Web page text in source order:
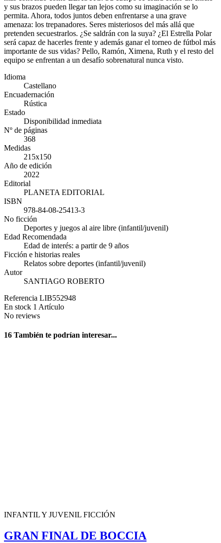
y sus brazos pueden llegar tan lejos como su imaginación se lo
permita. Ahora, todos juntos deben enfrentarse a una grave
amenaza: los trepanadores. Seres misteriosos del más allá que
pretenden secuestrarlos. ¿Se saldrán con la suya? ¿El Estrella Polar
será capaz de hacerles frente y además ganar el torneo de fútbol más
importante de sus vidas? Pello, Ramón, Ximena, Ruth y el resto del
equipo se enfrentan a un desafío sobrenatural nunca visto.
Idioma
Castellano
Encuadernación
Rústica
Estado
Disponibilidad inmediata
Nº de páginas
368
Medidas
215x150
Año de edición
2022
Editorial
PLANETA EDITORIAL
ISBN
978-84-08-25413-3
No ficción
Deportes y juegos al aire libre (infantil/juvenil)
Edad Recomendada
Edad de interés: a partir de 9 años
Ficción e historias reales
Relatos sobre deportes (infantil/juvenil)
Autor
SANTIAGO ROBERTO
Referencia LIB552948
En stock 1 Artículo
No reviews
16 También te podrían interesar...
INFANTIL Y JUVENIL FICCIÓN
GRAN FINAL DE BOCCIA